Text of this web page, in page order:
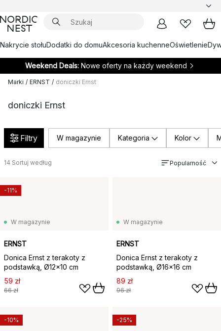
Nakrycie stołuDodatki do domuAkcesoria kuchenneOświetlenie
Weekend Deals: Nowe oferty na każdy weekend
Marki / ERNST / doniczki Ernst
doniczki Ernst
Filtry W magazynie Kategoria Kolor
14 Sortuj według Popularność
W magazynie
ERNST
Donica Ernst z terakoty z
podstawką, Ø12×10 cm
59 zł
66 zł
-11%
W magazynie
ERNST
Donica Ernst z terakoty z
podstawką, Ø16×16 cm
89 zł
96 zł
-10% -25%